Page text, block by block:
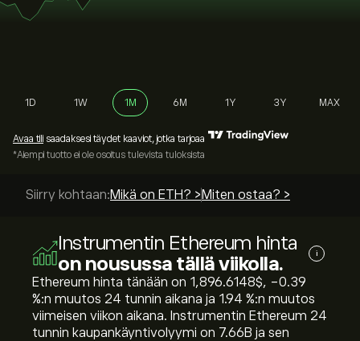
1D 1W 1M 6M 1Y 3Y MAX
Avaa tili saadaksesi täydet kaaviot, jotka tarjoaa
*Aiempi tuotto ei ole osoitus tulevista tuloksista
Siirry kohtaan:Mikä on ETH? > Miten ostaa? >
Instrumentin Ethereum hinta
on nousussa tällä viikolla.
i
Ethereum hinta tänään on 1,896.6148‎$‎, ‎-0.39‎
%:n muutos 24 tunnin aikana ja ‎1.94‎ %:n muutos
viimeisen viikon aikana. Instrumentin Ethereum 24
tunnin kaupankäyntivolyymi on 7.66B ja sen